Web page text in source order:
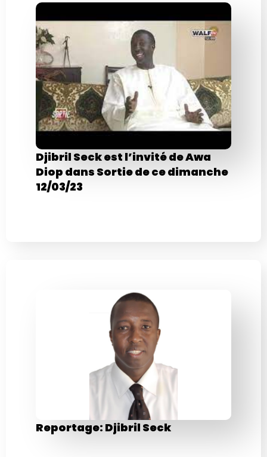
Djibril Seck est l’invité de Awa
Diop dans Sortie de ce dimanche
12/03/23
Reportage: Djibril Seck